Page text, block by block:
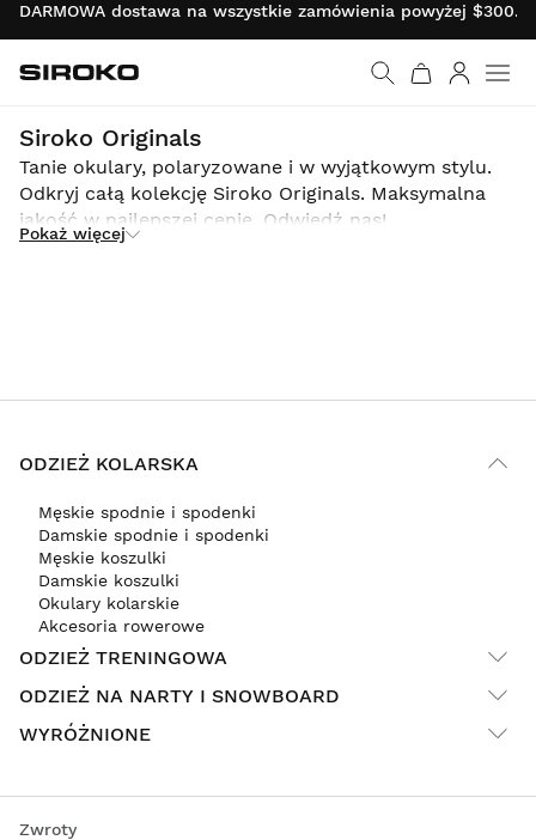
DARMOWA dostawa na wszystkie zamówienia powyżej
Siroko.com
Siroko Originals
Kolorowe okulary przeciwsłoneczne unisex. Polaryzowane i z pełną ochroną w najlepszej cenie.
Tanie okulary, polaryzowane i w wyjątkowym stylu.
Odkryj całą kolekcję Siroko Originals. Maksymalna
jakość w najlepszej cenie. Odwiedź nas!
Pokaż więcej
ODZIEŻ KOLARSKA
Męskie spodnie i spodenki
Damskie spodnie i spodenki
Męskie koszulki
Damskie koszulki
Okulary kolarskie
Akcesoria rowerowe
ODZIEŻ TRENINGOWA
ODZIEŻ NA NARTY I SNOWBOARD
WYRÓŻNIONE
Zwroty